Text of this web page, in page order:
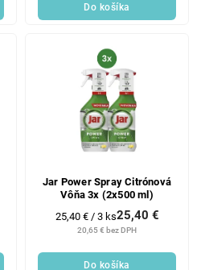
Do košíka
Jar Power Spray Citrónová
Vôňa 3x (2x500 ml)
20,65 € bez DPH
25,40 €
Jednotková
cena:
25,40 € / 3 ks
Do košíka